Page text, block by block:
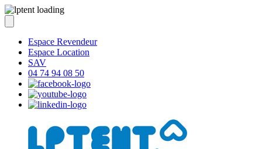
Espace Revendeur
Espace Location
SAV
04 74 94 08 50